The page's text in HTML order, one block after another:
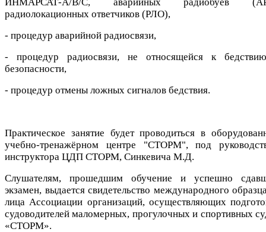
радиолокационных ответчиков (РЛО),
- процедур аварийной радиосвязи,
- процедур радиосвязи, не относящейся к
безопасности,
- процедур отмены ложных сигналов бедствия.
Практическое занятие будет проводиться в
учебно-тренажёрном центре "СТОРМ", под
инструктора ЦДП СТОРМ, Синкевича М.Д.
Слушателям, прошедшим обучение и успешно
экзамен, выдается свидетельство международного
лица Ассоциации организаций, осуществляющих
судоводителей маломерных, прогулочных и спортивных
«СТОРМ».